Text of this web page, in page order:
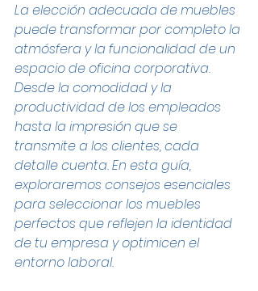
La elección adecuada de muebles
puede transformar por completo la
atmósfera y la funcionalidad de un
espacio de oficina corporativa.
Desde la comodidad y la
productividad de los empleados
hasta la impresión que se
transmite a los clientes, cada
detalle cuenta. En esta guía,
exploraremos consejos esenciales
para seleccionar los muebles
perfectos que reflejen la identidad
de tu empresa y optimicen el
entorno laboral.